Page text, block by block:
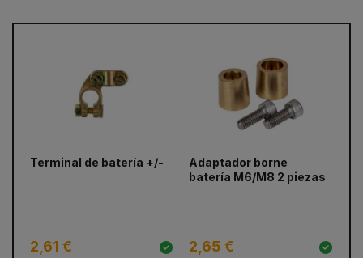
Terminal de batería +/-
2,61 €
Adaptador borne
batería M6/M8 2 piezas
2,65 €
prev